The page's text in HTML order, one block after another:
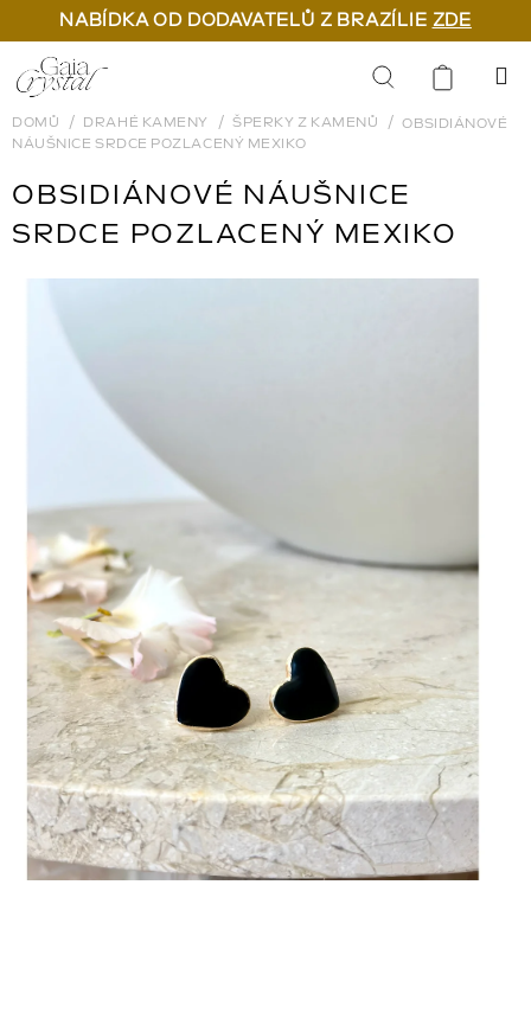
NABÍDKA OD DODAVATELŮ Z BRAZÍLIE ZDE
Přejít
na
obsah
Hledat
DOMŮ DRAHÉ KAMENY ŠPERKY Z KAMENŮ
OBSIDIÁNOVÉ
NÁUŠNICE SRDCE POZLACENÝ MEXIKO
OBSIDIÁNOVÉ NÁUŠNICE
SRDCE POZLACENÝ MEXIKO